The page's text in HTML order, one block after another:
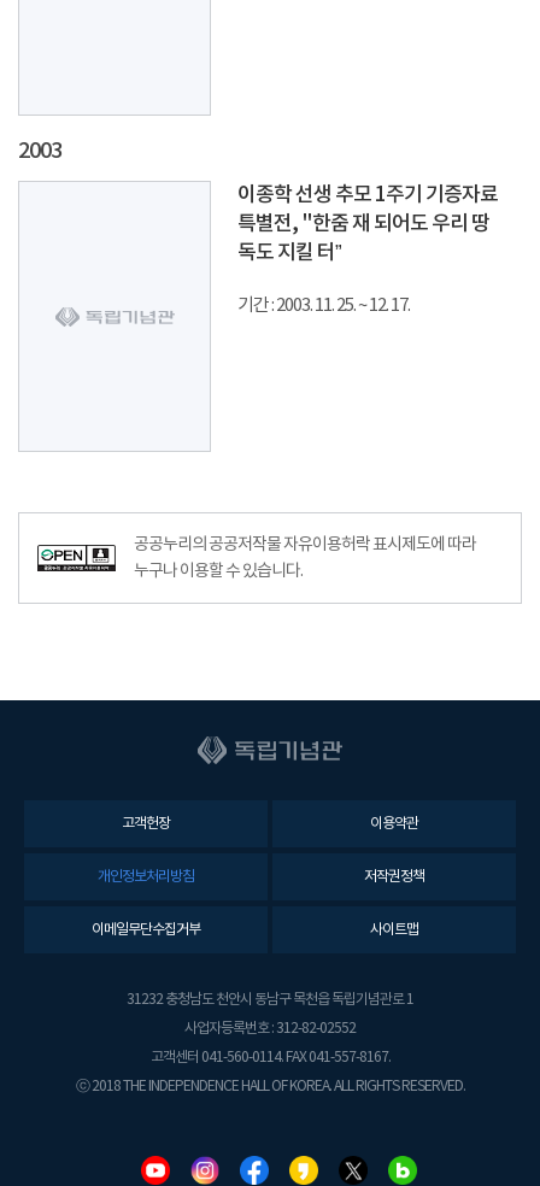
2003
이종학 선생 추모 1주기 기증자료
특별전, "한줌 재 되어도 우리 땅
독도 지킬 터”
기간 : 2003. 11. 25. ~ 12. 17.
공공누리의 공공저작물 자유이용허락 표시제도에 따라
누구나 이용할 수 있습니다.
고객헌장 이용약관
개인정보처리방침 저작권정책
이메일무단수집거부 사이트맵
31232 충청남도 천안시 동남구 목천읍 독립기념관로 1
사업자등록번호 : 312-82-02552
고객센터 041-560-0114. FAX 041-557-8167.
ⓒ 2018 THE INDEPENDENCE HALL OF KOREA. ALL RIGHTS RESERVED.